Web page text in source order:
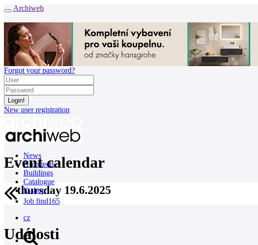
Archiweb
Forgot your password?
New user registration
News
Architects
Buildings
Catalogue
E-shop
Job find165
cz
Event calendar
thursday 19.6.2025
Události